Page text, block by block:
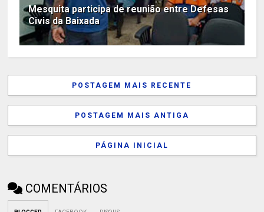
Mesquita participa de reunião entre Defesas
Civis da Baixada
POSTAGEM MAIS RECENTE
POSTAGEM MAIS ANTIGA
PÁGINA INICIAL
COMENTÁRIOS